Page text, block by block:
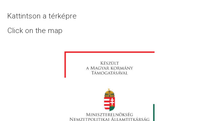
Kattintson a térképre
Click on the map